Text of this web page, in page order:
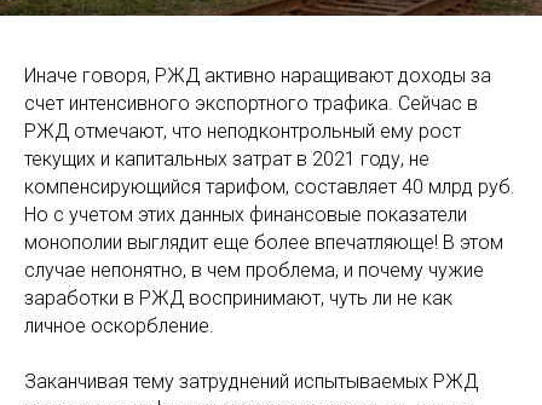
Иначе говоря, РЖД активно наращивают доходы за
счет интенсивного экспортного трафика. Сейчас в
РЖД отмечают, что неподконтрольный ему рост
текущих и капитальных затрат в 2021 году, не
компенсирующийся тарифом, составляет 40 млрд руб.
Но с учетом этих данных финансовые показатели
монополии выглядит еще более впечатляюще! В этом
случае непонятно, в чем проблема, и почему чужие
заработки в РЖД воспринимают, чуть ли не как
личное оскорбление.
Заканчивая тему затруднений испытываемых РЖД